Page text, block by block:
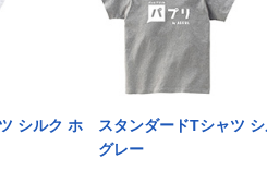
シルク ホ
スタンダードTシャツ
グレー